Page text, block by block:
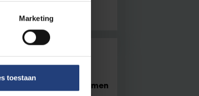
Marketing
toestaan
open geest àlle stemmen